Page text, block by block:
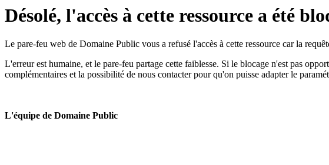
Désolé, l'accès à cette ressource a été
Le pare-feu web de Domaine Public vous a refusé l'accès à cette ressource car la
L'erreur est humaine, et le pare-feu partage cette faiblesse. Si le blocage n'est pas
complémentaires et la possibilité de nous contacter pour qu'on puisse adapter le
L'équipe de Domaine Public